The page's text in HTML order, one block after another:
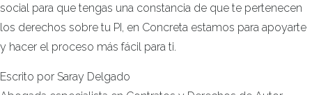
social para que tengas una constancia de que te pertenecen
los derechos sobre tu PI, en Concreta estamos para apoyarte
y hacer el proceso más fácil para ti.
Escrito por Saray Delgado